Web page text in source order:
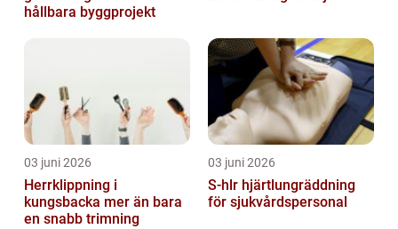
hållbara byggprojekt
03 juni 2026
Herrklippning i
kungsbacka mer än bara
en snabb trimning
03 juni 2026
S-hlr hjärtlungräddning
för sjukvårdspersonal